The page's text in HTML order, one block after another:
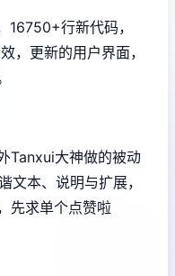
行新代码，
，更新的用户界面，
Tanxui大神做的被动
文本、说明与扩展，
先求单个点赞啦